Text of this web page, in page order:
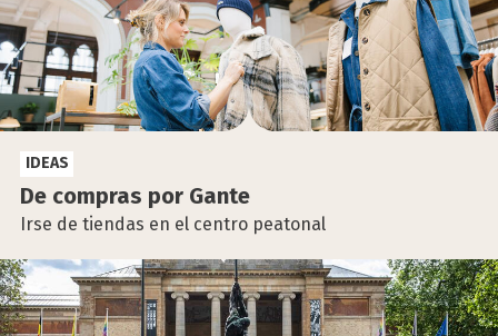
De com­pras por Gan­te
Irse de tiendas en el centro peatonal
IDEAS